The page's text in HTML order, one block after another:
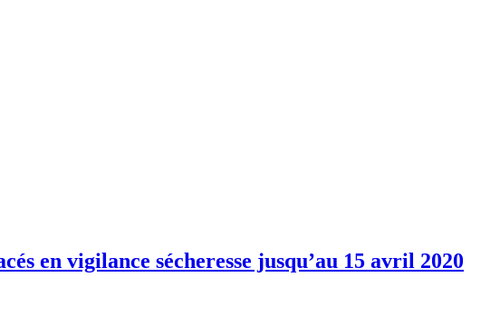
en vigilance sécheresse jusqu’au 15 avril 2020